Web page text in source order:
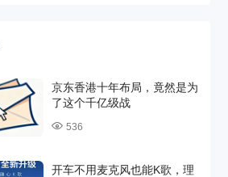
京东香港十年布局，竟然是为
了这个千亿级战
536
开车不用麦克风也能K歌，理